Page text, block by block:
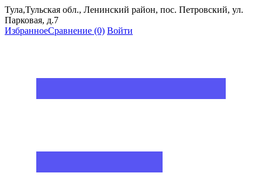
Тула,Тульская обл., Ленинский район, пос. Петровский, ул.
Парковая, д.7
ИзбранноеСравнение (0) Войти